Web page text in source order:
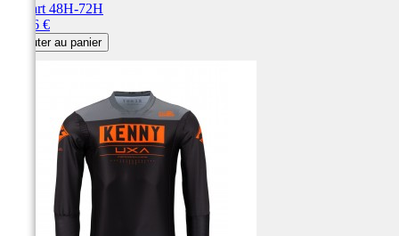
Départ 48H-72H
49,96 €
Ajouter au panier